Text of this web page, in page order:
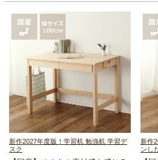
新作2027年度版！ 学習机 勉強机 学習デ
スク
新作
ンし